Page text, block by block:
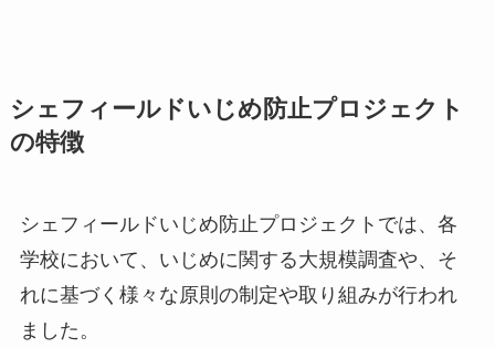
シェフィールドいじめ防止プロジェクト
の特徴
シェフィールドいじめ防止プロジェクトでは、各
学校において、いじめに関する大規模調査や、そ
れに基づく様々な原則の制定や取り組みが行われ
ました。